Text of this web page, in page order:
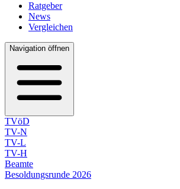
Ratgeber
News
Vergleichen
Navigation öffnen
TVöD
TV-N
TV-L
TV-H
Beamte
Besoldungsrunde 2026